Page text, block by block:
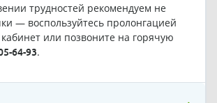
трудностей рекомендуем не
— воспользуйтесь пролонгацией
или позвоните на горячую
64-93.